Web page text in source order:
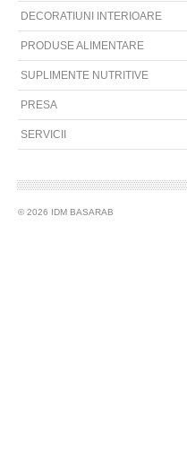
DECORATIUNI INTERIOARE
PRODUSE ALIMENTARE
SUPLIMENTE NUTRITIVE
PRESA
SERVICII
© 2026 IDM BASARAB